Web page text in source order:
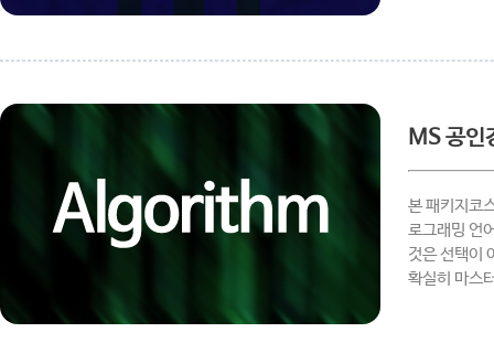
MS 공인
본 패키지코
로그래밍 언
것은 선택이
확실히 마스